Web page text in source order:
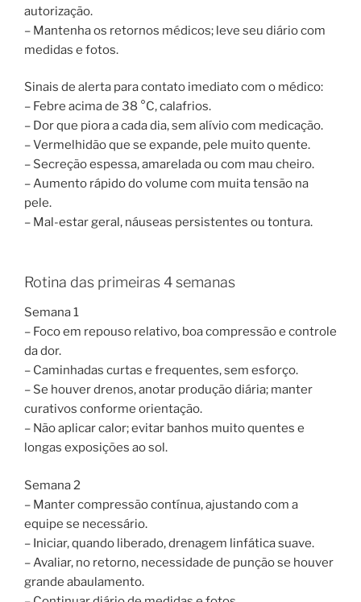
autorização.
– Mantenha os retornos médicos; leve seu diário com
medidas e fotos.
Sinais de alerta para contato imediato com o médico:
– Febre acima de 38 °C, calafrios.
– Dor que piora a cada dia, sem alívio com medicação.
– Vermelhidão que se expande, pele muito quente.
– Secreção espessa, amarelada ou com mau cheiro.
– Aumento rápido do volume com muita tensão na
pele.
– Mal-estar geral, náuseas persistentes ou tontura.
Rotina das primeiras 4 semanas
Semana 1
– Foco em repouso relativo, boa compressão e controle
da dor.
– Caminhadas curtas e frequentes, sem esforço.
– Se houver drenos, anotar produção diária; manter
curativos conforme orientação.
– Não aplicar calor; evitar banhos muito quentes e
longas exposições ao sol.
Semana 2
– Manter compressão contínua, ajustando com a
equipe se necessário.
– Iniciar, quando liberado, drenagem linfática suave.
– Avaliar, no retorno, necessidade de punção se houver
grande abaulamento.